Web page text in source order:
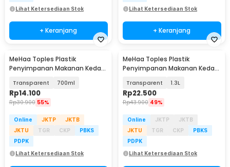
Lihat Ketersediaan Stok
+ Keranjang
Lihat Ketersediaan Stok
+ Keranjang
MeHaa Toples Plastik
Penyimpanan Makanan Kedap
Transparent 700ml
Rp14.100
Rp30.900 55%
Online JKTP
JKTB
JKTU
TGR CKP
PBKS
PDPK
Lihat Ketersediaan Stok
MeHaa Toples Plastik
Penyimpanan Makanan Kedap
Transparent 1.3L
Rp22.500
Rp43.900 49%
Online JKTP
JKTB
JKTU
TGR CKP
PBKS
PDPK
Lihat Ketersediaan Stok